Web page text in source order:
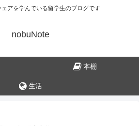
アを学んでいる留学生のブログです
nobuNote
本棚
生活